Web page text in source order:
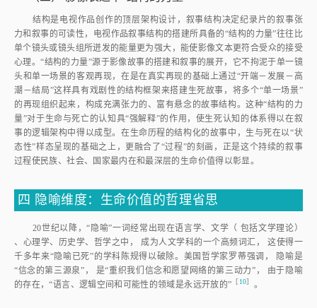
结构是电视作品创作的顶层架构设计，叙事结构决定纪录片的叙事张
力和叙事的可读性，电视作品叙事结构的搭建所具备的“结构的力量”往往比
单个镜头或镜头组所迸发的能量更为强大，能使影像文本更符合受众的接受
心理。“结构的力量”源于影像故事的搭建和叙事的展开，它不拘泥于单一镜
头和单一场景的客观再现，在是在真实再现的基础上通过“开端－发展－高
潮－结局”这样具有戏剧性的结构框架来搭建生死故事，将多个“单一场景”
的再现组织起来，构成充满张力的、富有悬念的故事结构。这种“结构的力
量”对于生命与死亡的认知具“强解释”的作用，使生死认知的体系得以在叙
事的逻辑架构中得以成型。在生命历程的结构化的故事中，生与死在以“状
态性”样态呈现的基础之上，更融合了“过程”的刻画，正是这个持续的叙事
过程使民族、社会、国家最内在和最深层的生命价值得以彰显。
四 隐喻维度：生命价值的哲理省思
20世纪以降，“隐喻”一词经常出现在语言学、文学（ 包括文学理论）
、心理学、历史学、哲学之中， 成为人文学科的一个高频词汇， 这使得一
千多年来“隐喻已死”的学科陈规得以破除。美国哲学家罗蒂强调， 隐喻是
“信念的第三源泉”， 是“重织我们信念和愿望网络的第三动力”， 由于隐喻
的存在，“语言、逻辑空间和可能性的领域是永远开放的” ［ 10］ 。